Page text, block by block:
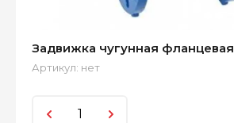
Задвижка чугунная фланцевая
Артикул: нет